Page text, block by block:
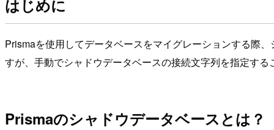
はじめに
Prismaを使用してデータベースをマイグレーションする際
すが、手動でシャドウデータベースの接続文字列を指定す
Prismaのシャドウデータベースとは？